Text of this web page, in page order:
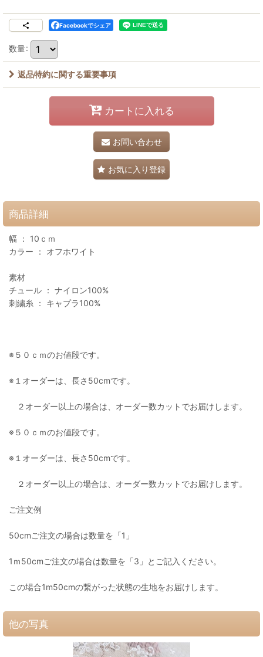
Facebookでシェア
数量:
返品特約に関する重要事項
カートに入れる
お問い合わせ
お気に入り登録
商品詳細
幅 ： 10ｃｍ
カラー ： オフホワイト
素材
チュール ： ナイロン100%
刺繍糸 ： キャプラ100%
※５０ｃｍのお値段です。
※１オーダーは、長さ50cmです。
２オーダー以上の場合は、オーダー数カットでお届けします。
※５０ｃｍのお値段です。
※１オーダーは、長さ50cmです。
２オーダー以上の場合は、オーダー数カットでお届けします。
ご注文例
50cmご注文の場合は数量を「1」
1ｍ50cmご注文の場合は数量を「3」とご記入ください。
この場合1m50cmの繋がった状態の生地をお届けします。
他の写真